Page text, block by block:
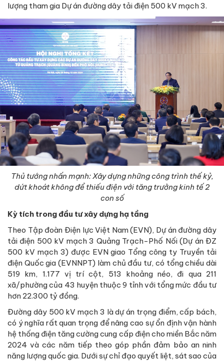
lượng tham gia Dự án đường dây tải điện 500 kV mạch 3.
Thủ tướng nhấn mạnh: Xây dựng những công trình thế kỷ,
dứt khoát không để thiếu điện với tăng trưởng kinh tế 2
con số
Kỳ tích trong đầu tư xây dựng hạ tầng
Theo Tập đoàn Điện lực Việt Nam (EVN), Dự án đường dây
tải điện 500 kV mạch 3 Quảng Trạch-Phố Nối (Dự án ĐZ
500 kV mạch 3) được EVN giao Tổng công ty Truyền tải
điện Quốc gia (EVNNPT) làm chủ đầu tư, có tổng chiều dài
519 km, 1.177 vị trí cột, 513 khoảng néo, đi qua 211
xã/phường của 43 huyện thuộc 9 tỉnh với tổng mức đầu tư
hơn 22.300 tỷ đồng.
Đường dây 500 kV mạch 3 là dự án trọng điểm, cấp bách,
có ý nghĩa rất quan trọng để nâng cao sự ổn định vận hành
hệ thống điện tăng cường cung cấp điện cho miền Bắc năm
2024 và các năm tiếp theo góp phần đảm bảo an ninh
năng lượng quốc gia. Dưới sự chỉ đạo quyết liệt, sát sao của